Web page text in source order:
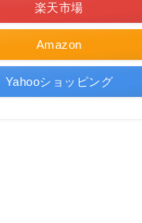
Amazon
楽天市場
Yahooショッピング